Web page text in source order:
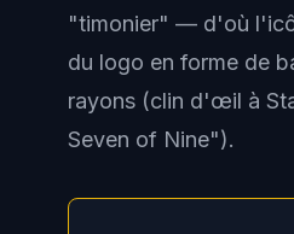
"timonier" — d'où
du logo en forme de
rayons (clin d'œil à
Seven of Nine").